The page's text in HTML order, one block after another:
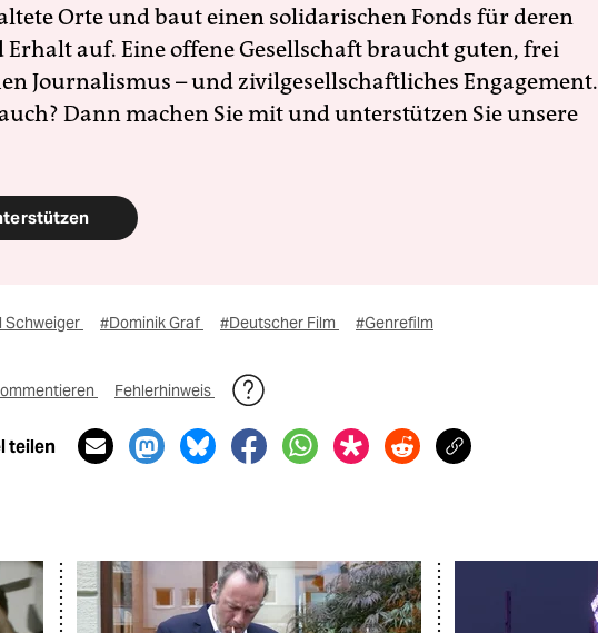
Orte und baut einen solidarischen Fonds für deren
Erhalt auf. Eine offene Gesellschaft braucht guten, frei
Journalismus – und zivilgesellschaftliches Engagement.
Dann machen Sie mit und unterstützen Sie unsere
Schweiger #Dominik Graf #Deutscher Film #Genrefilm
Fehlerhinweis
teilen